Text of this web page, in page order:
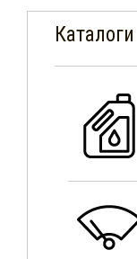
Каталоги